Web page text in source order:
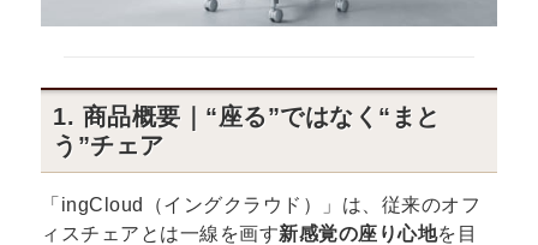
1. 商品概要｜“座る”ではなく“まと
う”チェア
「ingCloud（イングクラウド）」は、従来のオフ
ィスチェアとは一線を画す新感覚の座り心地を目